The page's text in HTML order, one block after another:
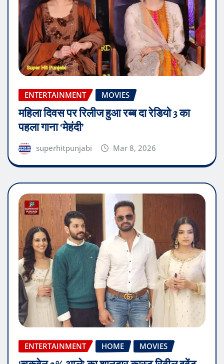
ENTERTAINMENT MOVIES
महिला दिवस पर रिलीज हुआ रब्ब दा रेडियो 3 का
पहला गाना ‘मेहंदी’
superhitpunjabi Mar 8, 2026
ENTERTAINMENT HOME MOVIES